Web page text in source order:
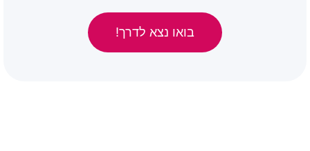
בואו נצא לדרך!